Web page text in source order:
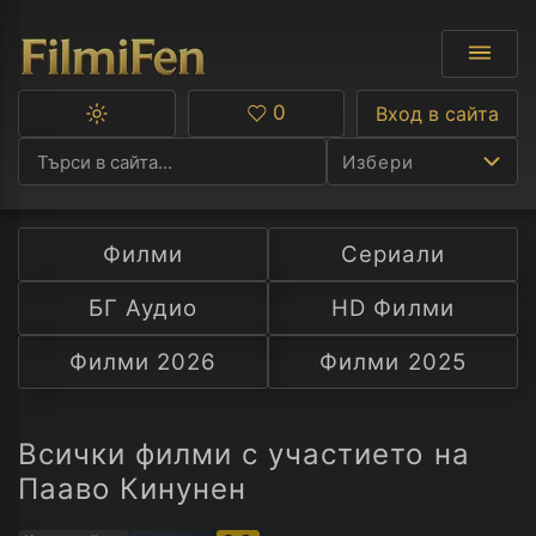
Избери
Ф
С
А
Превключване
тъмна
тема
Любими
0 Вход в сайта
Филми
Сериали
БГ Аудио
HD Филми
Филми 2026
Филми 2025
Всички филми с участието на
Пааво Кинунен